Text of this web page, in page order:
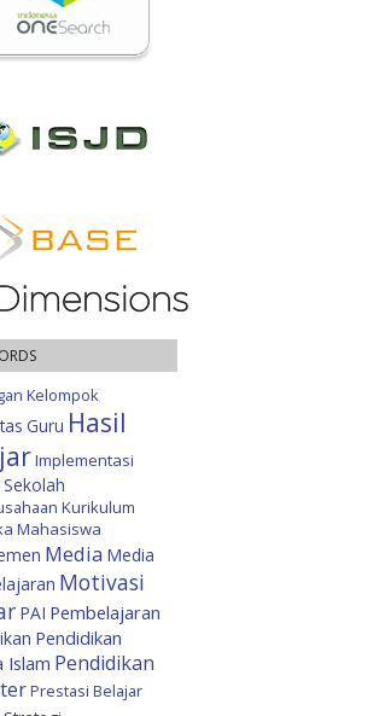
Kelompok
Guru Hasil
Implementasi
Kurikulum
Mahasiswa
Media Media
Motivasi
PAI Pembelajaran
Pendidikan
Islam Pendidikan
Prestasi Belajar